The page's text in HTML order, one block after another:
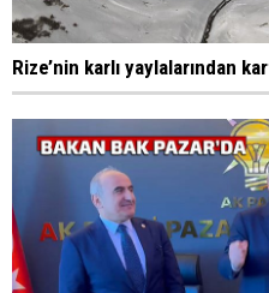
Rize’nin karlı yaylalarından